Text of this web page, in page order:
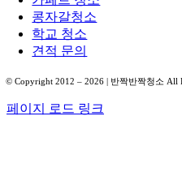
콩자갈청소
학교 청소
견적 문의
© Copyright 2012 – 2026 | 반짝반짝청소 All
페이지 로드 링크